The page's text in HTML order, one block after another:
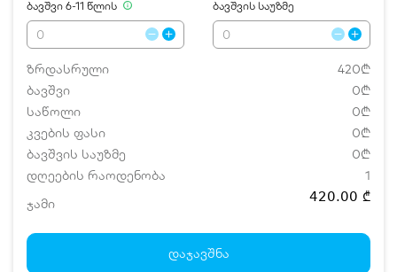
ბავშვი 6-11 წლის ბავშვის საუზმე
ზრდასრული
420₾
ბავშვი
0₾
საწოლი
0₾
კვების ფასი
0₾
ბავშვის საუზმე
0₾
დღეების რაოდენობა
1
ჯამი
420.00 ₾
დამატებითი საწოლი
0 ₾
ნომრის ღირებულება დანაზოგით
დაჯავშნა